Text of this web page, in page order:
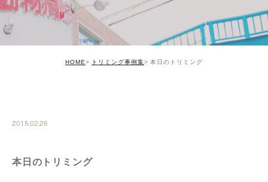
HOME トリミング事例集 本日のトリミング
2015.02.26
本日のトリミング